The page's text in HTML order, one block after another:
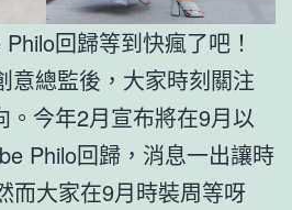
回歸等到快瘋了吧！
意總監後，大家時刻關注
。今年2月宣布將在9月以
Philo回歸，消息一出讓時
而大家在9月時裝周等呀